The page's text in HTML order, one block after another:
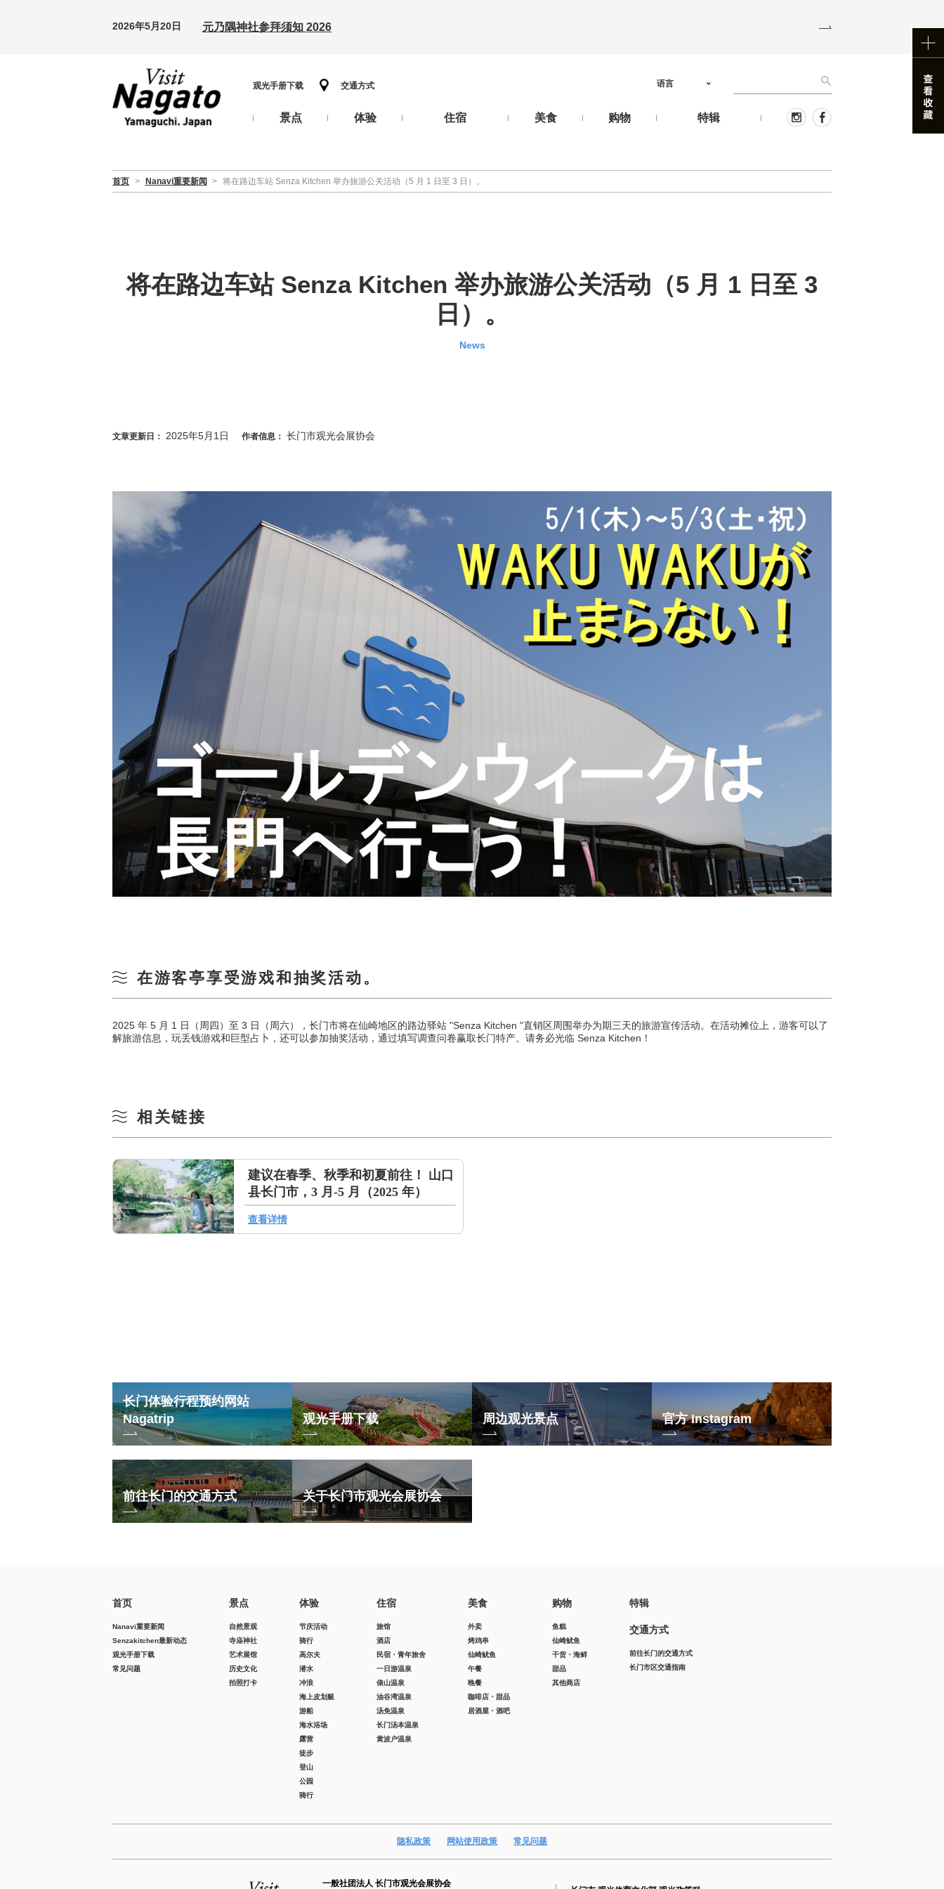
2026年5月20日 元乃隅神社参拜须知 2026
观光手册下载 交通方式
景点 体验 住宿 美食 购物 特辑
语言
首页 > Nanavi重要新闻 > 将在路边车站 Senza Kitchen 举办旅游公关活动（5 月 1 日至 3 日）。
将在路边车站 Senza Kitchen 举办旅游公关活动（5 月 1 日至 3
日）。
News
文章更新日： 2025年5月1日 作者信息： 长门市观光会展协会
在游客亭享受游戏和抽奖活动。
2025 年 5 月 1 日（周四）至 3 日（周六），长门市将在仙崎地区的路边驿站 "Senza Kitchen "直销区周围举办为期三天的旅游宣传活动。在活动摊位上，游客可以了
解旅游信息，玩丢钱游戏和巨型占卜，还可以参加抽奖活动，通过填写调查问卷赢取长门特产。请务必光临 Senza Kitchen！
相关链接
长门体验行程预约网站
Nagatrip
观光手册下载 周边观光景点 官方 Instagram
前往长门的交通方式 关于长门市观光会展协会
首页
Nanavi重要新闻
Senzakitchen最新动态
观光手册下载
常见问题
景点
自然景观
寺庙神社
艺术展馆
历史文化
拍照打卡
体验
节庆活动
骑行
高尔夫
潜水
冲浪
海上皮划艇
游船
海水浴场
露营
徒步
登山
公园
骑行
住宿
旅馆
酒店
民宿・青年旅舍
一日游温泉
俵山温泉
油谷湾温泉
汤免温泉
长门汤本温泉
黄波户温泉
美食
外卖
烤鸡串
仙崎鱿鱼
午餐
晚餐
咖啡店・甜品
居酒屋・酒吧
购物
鱼糕
仙崎鱿鱼
干货・海鲜
甜品
其他商店
特辑
交通方式
前往长门的交通方式
长门市区交通指南
隐私政策 网站使用政策 常见问题
一般社团法人 长门市观光会展协会